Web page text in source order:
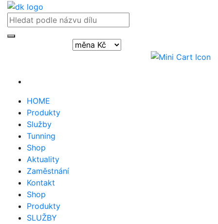
HOME
Produkty
Služby
Tunning
Shop
Aktuality
Zaměstnání
Kontakt
Shop
Produkty
SLUŽBY